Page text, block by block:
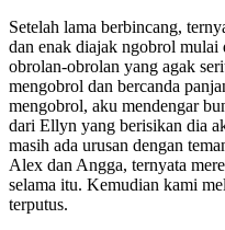
Setelah lama berbincang,
dan enak diajak ngobrol
obrolan-obrolan yang agak
mengobrol dan bercanda
mengobrol, aku mendengar
dari Ellyn yang berisikan dia
masih ada urusan dengan
Alex dan Angga, ternyata
selama itu. Kemudian kami
terputus.